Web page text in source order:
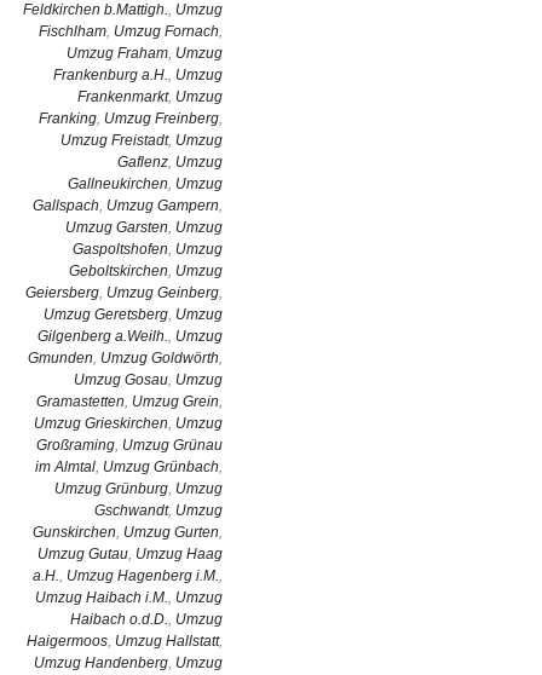
Feldkirchen b.Mattigh., Umzug
Fischlham, Umzug Fornach,
Umzug Fraham, Umzug
Frankenburg a.H., Umzug
Frankenmarkt, Umzug
Franking, Umzug Freinberg,
Umzug Freistadt, Umzug
Gaflenz, Umzug
Gallneukirchen, Umzug
Gallspach, Umzug Gampern,
Umzug Garsten, Umzug
Gaspoltshofen, Umzug
Geboltskirchen, Umzug
Geiersberg, Umzug Geinberg,
Umzug Geretsberg, Umzug
Gilgenberg a.Weilh., Umzug
Gmunden, Umzug Goldwörth,
Umzug Gosau, Umzug
Gramastetten, Umzug Grein,
Umzug Grieskirchen, Umzug
Großraming, Umzug Grünau
im Almtal, Umzug Grünbach,
Umzug Grünburg, Umzug
Gschwandt, Umzug
Gunskirchen, Umzug Gurten,
Umzug Gutau, Umzug Haag
a.H., Umzug Hagenberg i.M.,
Umzug Haibach i.M., Umzug
Haibach o.d.D., Umzug
Haigermoos, Umzug Hallstatt,
Umzug Handenberg, Umzug